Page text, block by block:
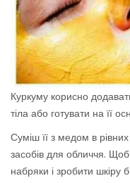
Куркуму корисно
тіла або готувати на її
Суміш її з медом в
засобів для обличчя.
набряки і зробити шкіру